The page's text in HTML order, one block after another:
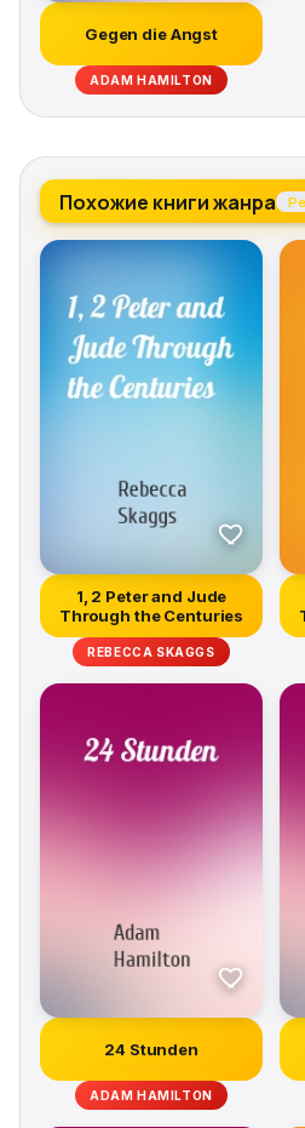
Gegen die Angst
ADAM HAMILTON
Похожие книги жанра
1, 2 Peter and Jude
Through the Centuries
REBECCA SKAGGS
24 Stunden
ADAM HAMILTON